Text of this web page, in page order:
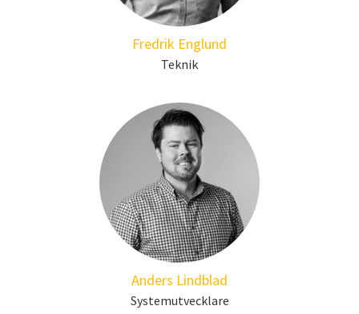
Fredrik Englund
Teknik
Anders Lindblad
Systemutvecklare